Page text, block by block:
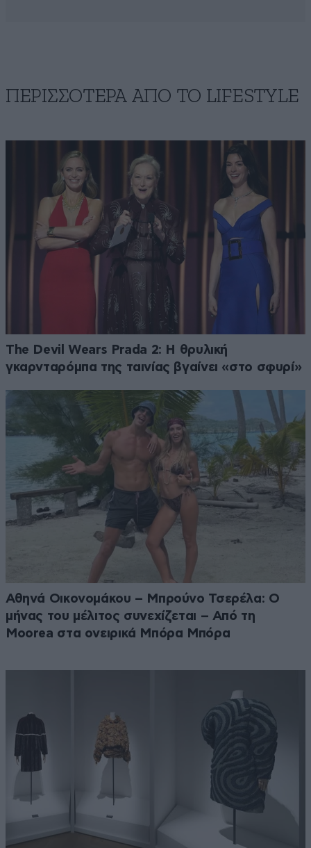
ΠΕΡΙΣΣΟΤΕΡΑ ΑΠΟ ΤΟ LIFESTYLE
The Devil Wears Prada 2: Η θρυλική
γκαρνταρόμπα της ταινίας βγαίνει «στο σφυρί»
Αθηνά Οικονομάκου – Μπρούνο Τσερέλα: Ο
μήνας του μέλιτος συνεχίζεται – Από τη
Moorea στα ονειρικά Μπόρα Μπόρα